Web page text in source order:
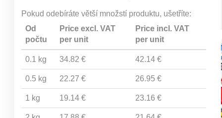
Pokud odebíráte větší množstí produktu, ušetříte:
Od
počtu
Price excl. VAT
per unit
Price incl. VAT
per unit
0.1 kg 34.82 € 42.14 €
0.5 kg 22.27 € 26.95 €
1 kg 19.14 € 23.16 €